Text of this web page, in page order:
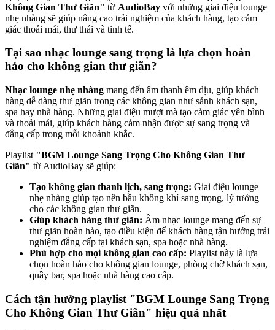
Không Gian Thư Giãn" từ AudioBay với những giai điệu lounge
nhẹ nhàng sẽ giúp nâng cao trải nghiệm của khách hàng, tạo cảm
giác thoải mái, thư thái và tinh tế.
Tại sao nhạc lounge sang trọng là lựa chọn hoàn
hảo cho không gian thư giãn?
Nhạc lounge nhẹ nhàng mang đến âm thanh êm dịu, giúp khách
hàng dễ dàng thư giãn trong các không gian như sảnh khách sạn,
spa hay nhà hàng. Những giai điệu mượt mà tạo cảm giác yên bình
và thoải mái, giúp khách hàng cảm nhận được sự sang trọng và
đẳng cấp trong mỗi khoảnh khắc.
Playlist "BGM Lounge Sang Trọng Cho Không Gian Thư
Giãn" từ AudioBay sẽ giúp:
Tạo không gian thanh lịch, sang trọng: Giai điệu lounge
nhẹ nhàng giúp tạo nên bầu không khí sang trọng, lý tưởng
cho các không gian thư giãn.
Giúp khách hàng thư giãn: Âm nhạc lounge mang đến sự
thư giãn hoàn hảo, tạo điều kiện để khách hàng tận hưởng trải
nghiệm đẳng cấp tại khách sạn, spa hoặc nhà hàng.
Phù hợp cho mọi không gian cao cấp: Playlist này là lựa
chọn hoàn hảo cho không gian lounge, phòng chờ khách sạn,
quầy bar, spa hoặc nhà hàng cao cấp.
Cách tận hưởng playlist "BGM Lounge Sang Trọng
Cho Không Gian Thư Giãn" hiệu quả nhất